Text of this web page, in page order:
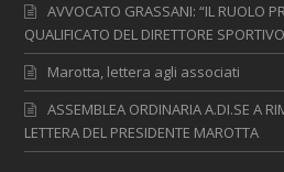
AVVOCATO GRASSANI: “IL RUOLO
QUALIFICATO DEL DIRETTORE
Marotta, lettera agli associati
ASSEMBLEA ORDINARIA A.DI.SE A
LETTERA DEL PRESIDENTE MAROTTA